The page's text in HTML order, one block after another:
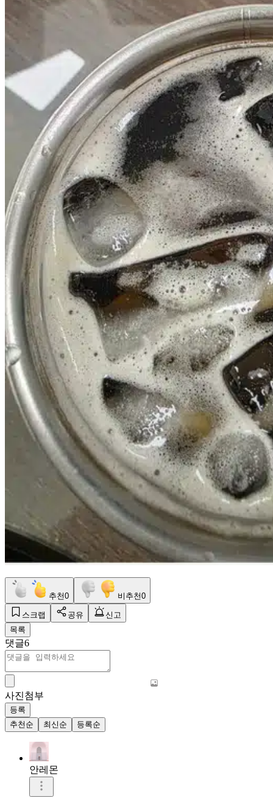
추천0 비추천0
스크랩 공유
신고
목록
댓글6
사진첨부
등록
추천순
최신순 등록순
안레몬